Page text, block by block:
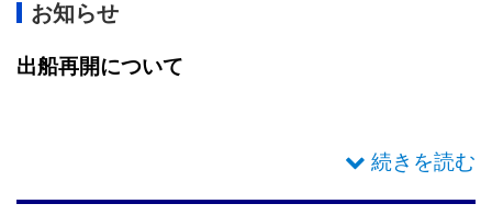
お知らせ
出船再開について
７月２５日土曜日よりイカ乗合船の出船再開させてい